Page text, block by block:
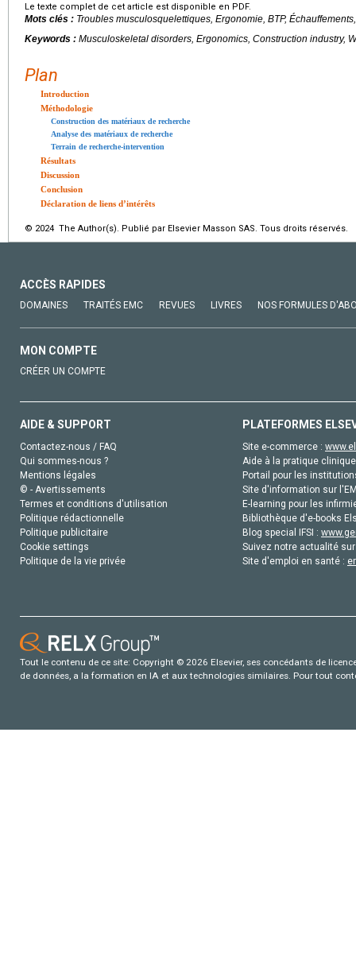
Le texte complet de cet article est disponible en PDF.
Mots clés : Troubles musculosquelettiques, Ergonomie, BTP,
Keywords : Musculoskeletal disorders, Ergonomics, Construction industry,
Plan
Introduction
Méthodologie
Construction des matériaux de recherche
Analyse des matériaux de recherche
Terrain de recherche-intervention
Résultats
Discussion
Conclusion
Déclaration de liens d’intérêts
© 2024 The Author(s). Publié par Elsevier Masson SAS. Tous droits réservés.
ACCÈS RAPIDES
DOMAINES TRAITÉS EMC REVUES LIVRES NOS FORMULES
MON COMPTE
CRÉER UN COMPTE
AIDE & SUPPORT
Contactez-nous / FAQ
Qui sommes-nous ?
Mentions légales
© - Avertissements
Termes et conditions d'utilisation
Politique rédactionnelle
Politique publicitaire
Cookie settings
Politique de la vie privée
PLATEFORMES
Site e-commerce :
Aide à la pratique
Portail pour les
Site d'information sur
E-learning pour les
Bibliothèque d'e-books
Blog special IFSI :
Suivez notre actualité
Site d'emploi en santé :
Tout le contenu de ce site: Copyright © 2026 Elsevier, ses concédants de
de données, a la formation en IA et aux technologies similaires. Pour tout